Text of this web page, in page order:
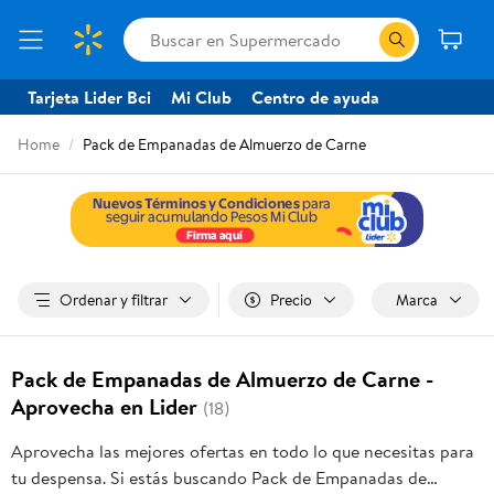
Tarjeta Lider Bci Mi Club Centro de ayuda
Home Pack de Empanadas de Almuerzo de Carne
Ordenar y filtrar Precio Marca
Pack de Empanadas de Almuerzo de Carne -
Aprovecha en Lider (18)
Aprovecha las mejores ofertas en todo lo que necesitas para
tu despensa. Si estás buscando Pack de Empanadas de